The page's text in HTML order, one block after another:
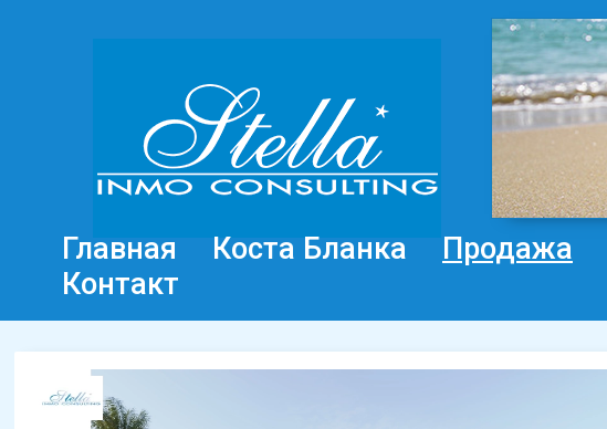
Главная Коста Бланка Продажа
Контакт